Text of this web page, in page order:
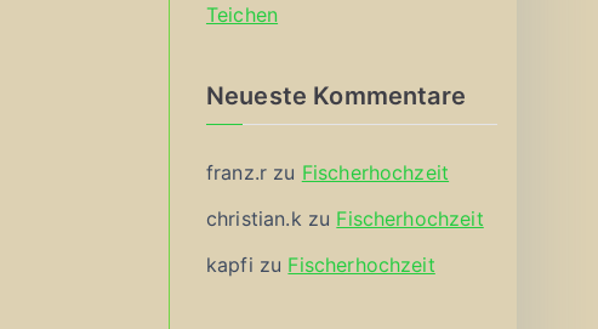
Teichen
Neueste Kommentare
franz.r zu Fischerhochzeit
christian.k zu Fischerhochzeit
kapfi zu Fischerhochzeit